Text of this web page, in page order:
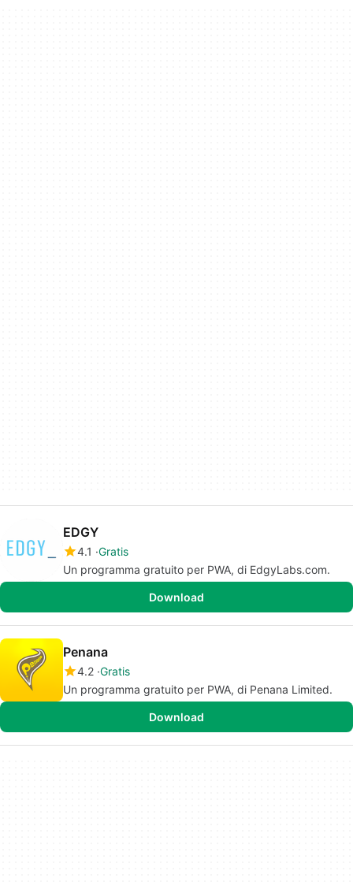
EDGY
4.1 Gratis
Un programma gratuito per PWA, di EdgyLabs.com.
Download
Penana
4.2 Gratis
Un programma gratuito per PWA, di Penana Limited.
Download